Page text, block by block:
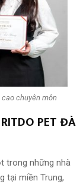
cao chuyên môn
PET ĐÀ
trong những nhà
tại miền Trung,